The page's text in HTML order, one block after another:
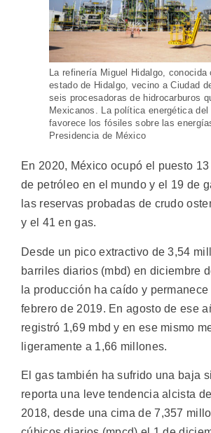
La refinería Miguel Hidalgo,
estado de Hidalgo, vecino a Ciudad
seis procesadoras de hidrocarburos
Mexicanos. La política energética del
favorece los fósiles sobre las
Presidencia de México
En 2020, México ocupó el puesto
de petróleo en el mundo y el 19 de
las reservas probadas de crudo
y el 41 en gas.
Desde un pico extractivo de 3,54
barriles diarios (mbd) en diciembre
la producción ha caído y
febrero de 2019. En agosto de ese
registró 1,69 mbd y en ese mismo
ligeramente a 1,66 millones.
El gas también ha sufrido una baja
reporta una leve tendencia alcista
2018, desde una cima de 7,357